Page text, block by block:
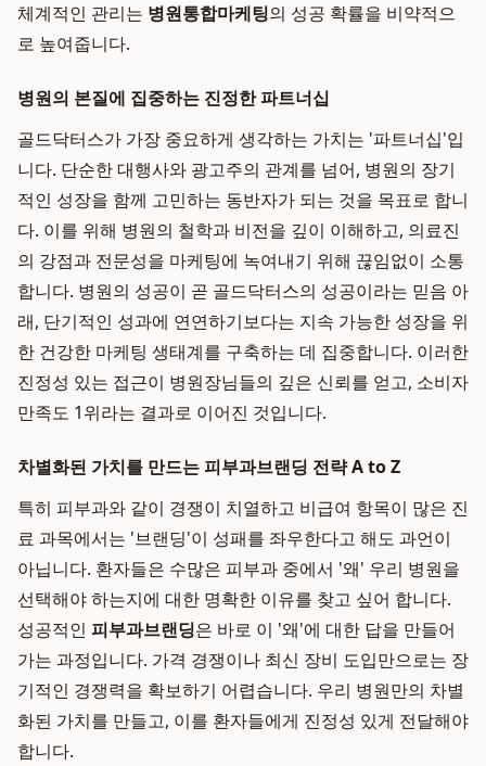
체계적인 관리는 병원통합마케팅의 성공 확률을 비약적으
로 높여줍니다.
병원의 본질에 집중하는 진정한 파트너십
골드닥터스가 가장 중요하게 생각하는 가치는 '파트너십'입
니다. 단순한 대행사와 광고주의 관계를 넘어, 병원의 장기
적인 성장을 함께 고민하는 동반자가 되는 것을 목표로 합니
다. 이를 위해 병원의 철학과 비전을 깊이 이해하고, 의료진
의 강점과 전문성을 마케팅에 녹여내기 위해 끊임없이 소통
합니다. 병원의 성공이 곧 골드닥터스의 성공이라는 믿음 아
래, 단기적인 성과에 연연하기보다는 지속 가능한 성장을 위
한 건강한 마케팅 생태계를 구축하는 데 집중합니다. 이러한
진정성 있는 접근이 병원장님들의 깊은 신뢰를 얻고, 소비자
만족도 1위라는 결과로 이어진 것입니다.
차별화된 가치를 만드는 피부과브랜딩 전략 A to Z
특히 피부과와 같이 경쟁이 치열하고 비급여 항목이 많은 진
료 과목에서는 '브랜딩'이 성패를 좌우한다고 해도 과언이
아닙니다. 환자들은 수많은 피부과 중에서 '왜' 우리 병원을
선택해야 하는지에 대한 명확한 이유를 찾고 싶어 합니다.
성공적인 피부과브랜딩은 바로 이 '왜'에 대한 답을 만들어
가는 과정입니다. 가격 경쟁이나 최신 장비 도입만으로는 장
기적인 경쟁력을 확보하기 어렵습니다. 우리 병원만의 차별
화된 가치를 만들고, 이를 환자들에게 진정성 있게 전달해야
합니다.